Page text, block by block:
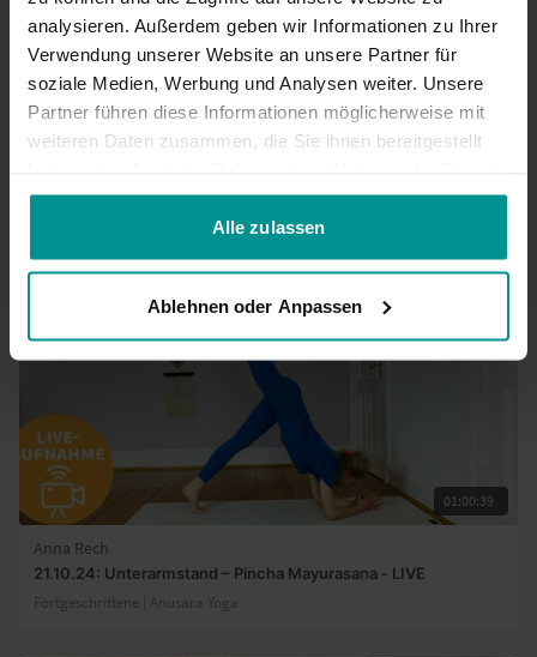
analysieren. Außerdem geben wir Informationen zu Ihrer
Verwendung unserer Website an unsere Partner für
soziale Medien, Werbung und Analysen weiter. Unsere
Partner führen diese Informationen möglicherweise mit
weiteren Daten zusammen, die Sie ihnen bereitgestellt
gesammelt haben.
Alle zulassen
Ablehnen oder Anpassen
verstanden. Gibt es hier neue Erkenntnisse, wenn ich Kristin
richtig verstanden habe? Ich habe durchaus immer wieder
Schulterschmerzen und würde mich freuen, hier Aufklärung
zu erhalten
0
Ähnliche Videos
01:00:39
Anna Rech
21.10.24: Unterarmstand – Pincha Mayurasana - LIVE
Fortgeschrittene | Anusara Yoga